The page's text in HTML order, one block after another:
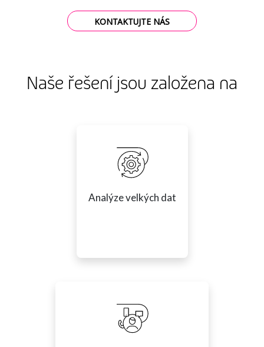
KONTAKTUJTE NÁS
Naše řešení jsou založena na
Analýze velkých dat